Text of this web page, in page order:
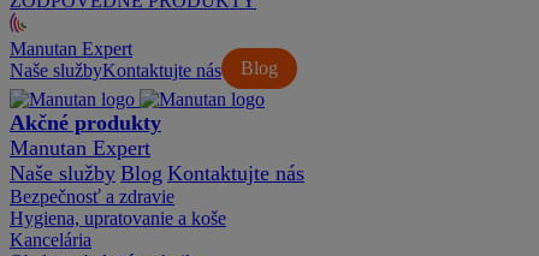
Manutan Expert
Naše služby
Blog
Kontaktujte nás
Akčné produkty
Manutan Expert
Naše služby Blog Kontaktujte nás
Bezpečnosť a zdravie
Hygiena, upratovanie a koše
Kancelária